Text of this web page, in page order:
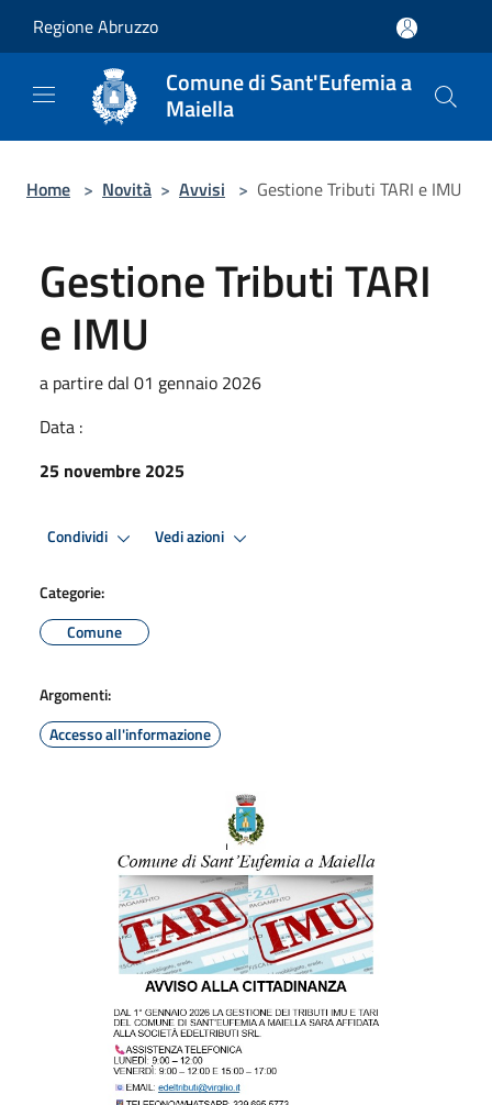
Regione Abruzzo
Comune di Sant'Eufemia a
Maiella
Home > Novità > Avvisi > Gestione Tributi TARI e IMU
Gestione Tributi TARI
e IMU
a partire dal 01 gennaio 2026
Data :
25 novembre 2025
Condividi Vedi azioni
Categorie:
Comune
Argomenti:
Accesso all'informazione